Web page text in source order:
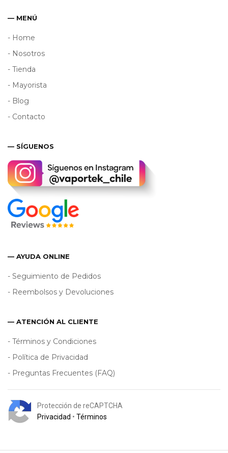
— MENÚ
- Home
- Nosotros
- Tienda
- Mayorista
- Blog
- Contacto
— SÍGUENOS
— AYUDA ONLINE
- Seguimiento de Pedidos
- Reembolsos y Devoluciones
— ATENCIÓN AL CLIENTE
- Términos y Condiciones
- Política de Privacidad
- Preguntas Frecuentes (FAQ)
Protección de reCAPTCHA
Privacidad • Términos